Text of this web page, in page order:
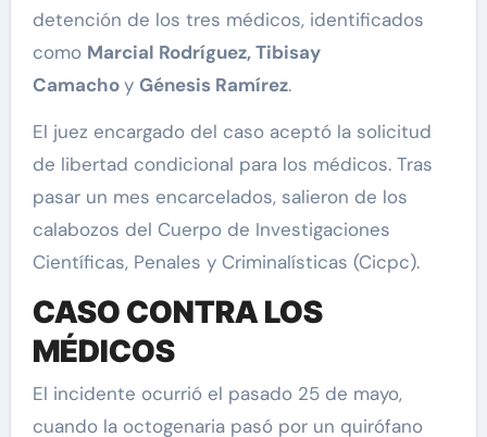
detención de los tres médicos, identificados
como Marcial Rodríguez, Tibisay
Camachoy Génesis Ramírez.
El juez encargado del caso aceptó la solicitud
de libertad condicional para los médicos. Tras
pasar un mes encarcelados, salieron de los
calabozos del Cuerpo de Investigaciones
Científicas, Penales y Criminalísticas (Cicpc).
CASO CONTRA LOS
MÉDICOS
El incidente ocurrió el pasado 25 de mayo,
cuando la octogenaria pasó por un quirófano